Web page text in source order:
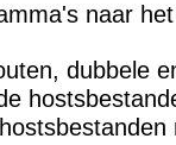
naar
dubbele